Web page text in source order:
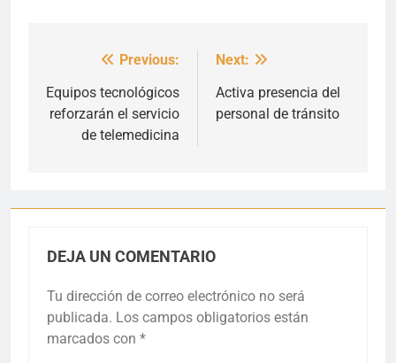
Navegación
de
entradas
Previous:
Equipos tecnológicos
reforzarán el servicio
de telemedicina
Next:
Activa presencia del
personal de tránsito
DEJA UN COMENTARIO
Tu dirección de correo electrónico no será
publicada. Los campos obligatorios están
marcados con *